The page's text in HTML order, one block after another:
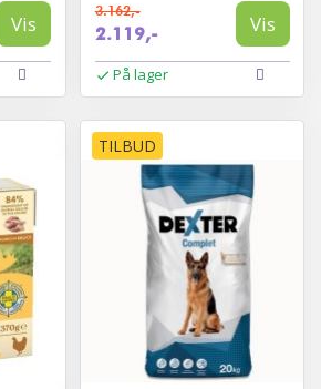
Vis
3.162,-
2.119,- Vis
På lager
TILBUD